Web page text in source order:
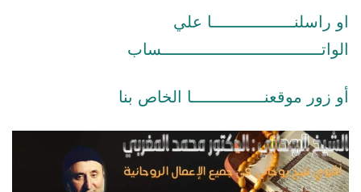
او راسلنـــــــــــــــــا علي
الواتـــــــــــــــــــــــــــــــــساب
أو زور موقعنـــــــــــــــا الخاص بنا